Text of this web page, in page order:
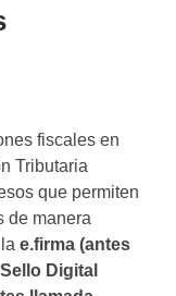
fiscales en
Tributaria
que permiten
de manera
lae.firma (antes
Digital